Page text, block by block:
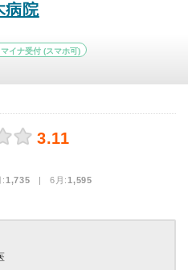
病院
マイナ受付 (スマホ可)
3.11
:1,735 | 6月:1,595